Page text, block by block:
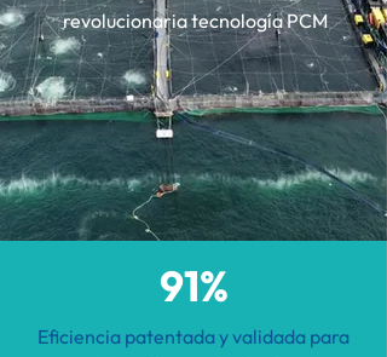
revolucionaria tecnología PCM
91%
Eficiencia patentada y validada para